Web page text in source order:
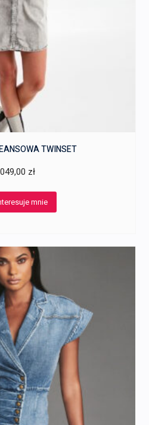
TWINSET
zł
mnie